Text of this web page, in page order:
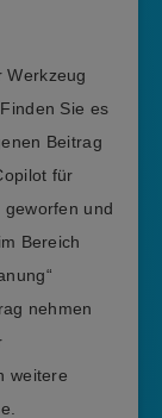
Werkzeug
Sie es
Beitrag
für
und
Bereich
nehmen
weitere